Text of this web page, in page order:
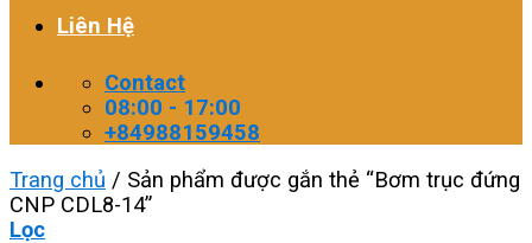
Liên Hệ
Contact
08:00 - 17:00
+84988159458
Trang chủ / Sản phẩm được gắn thẻ “Bơm trục đứng
CNP CDL8-14”
Lọc